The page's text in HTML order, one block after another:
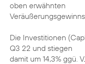
oben erwähnten
Die Investitionen
Q3 22 und stiegen
damit um 14,3% ggü.